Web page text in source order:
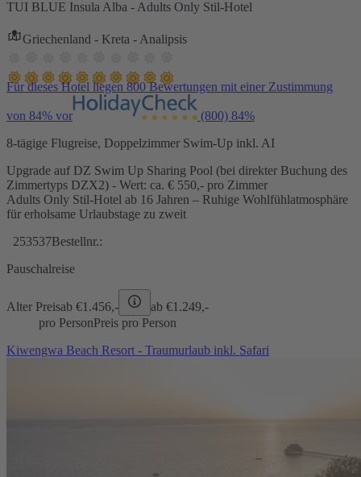
TUI BLUE Insula Alba - Adults Only Stil-Hotel
Griechenland - Kreta - Analipsis
Für dieses Hotel liegen 800 Bewertungen mit einer Zustimmung
von 84% vor (800) 84%
8-tägige Flugreise, Doppelzimmer Swim-Up inkl. AI
Upgrade auf DZ Swim Up Sharing Pool (bei direkter Buchung des
Zimmertyps DZX2) - Wert: ca. € 550,- pro Zimmer
Adults Only Stil-Hotel ab 16 Jahren – Ruhige Wohlfühlatmosphäre
für erholsame Urlaubstage zu zweit
253537Bestellnr.:
Pauschalreise
Alter Preisab €1.456,- ab €1.249,-
pro PersonPreis pro Person
Kiwengwa Beach Resort - Traumurlaub inkl. Safari